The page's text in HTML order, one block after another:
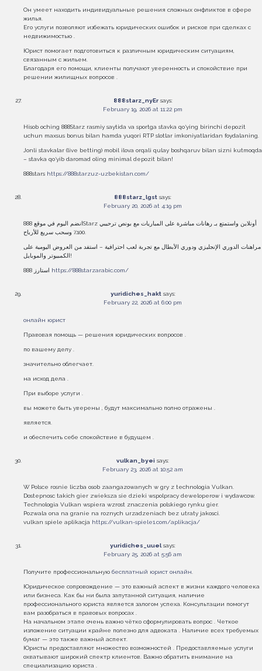
Он умеет находить индивидуальные решения сложных онфликтов в сфере
жилья.
Его услуги позволяют избежать юридических ошибок и рисков при сделках с
недвижимостью .
Юрист помогает подготовиться к различным юридическим ситуациям,
связанным с жильем.
Благодаря его помощи, клиенты получают уверенность и спокойствие при
решении жилищных вопросов .
888starz_nyEr says:
February 19, 2026 at 11:22 pm
Hisob oching 888Starz rasmiy saytida va sportga stavka qo‘ying birinchi depozit
uchun maxsus bonus bilan hamda yuqori RTP slotlar imkoniyatlaridan foydalaning.
Jonli stavkalar (live betting) mobil ilova orqali qulay boshqaruv bilan sizni kutmoqda
– stavka qo‘yib daromad oling minimal depozit bilan!
888stars https://888starzuz-uzbekistan.com/
888starz_lgst says:
February 20, 2026 at 4:19 pm
انضم اليوم في موقع 888Starz أونلاين واستمتع بـ رهانات مباشرة على المباريات مع بونص ترحيبي
100٪ وسحب سريع للأرباح.
مراهنات الدوري الإنجليزي ودوري الأبطال مع تجربة لعب احترافية – استفد من العروض اليومية على
الكمبيوتر والموبايل!
https://888starzarabic.com/
yuridiches_hakt says:
February 22, 2026 at 6:00 pm
онлайн юрист
Правовая помощь — решения юридических вопросов .
по вашему делу .
значительно облегчает.
на исход дела .
При выборе услуги .
вы можете быть уверены , будут максимально полно отражены .
является.
и обеспечить себе спокойствие в будущем .
vulkan_byei says:
February 23, 2026 at 10:52 am
W Polsce rosnie liczba osob zaangazowanych w gry z technologia Vulkan.
Dostepnosc takich gier zwieksza sie dzieki wspolpracy deweloperow i wydawcow.
Technologia Vulkan wspiera wzrost znaczenia polskiego rynku gier.
Pozwala ona na granie na roznych urzadzeniach bez utraty jakosci.
vulkan spiele aplikacja https://vulkan-spiele1.com/aplikacja/
yuridiches_uuel says:
February 25, 2026 at 5:56 am
Получите профессиональную бесплатный юрист онлайн.
Юридическое сопровождение — это важный аспект в жизни каждого человека
или бизнеса. Как бы ни была запутанной ситуация, наличие
профессионального юриста является залогом успеха. Консультации помогут
вам разобраться в правовых вопросах .
На начальном этапе очень важно чётко сформулировать вопрос . Четкое
изложение ситуации крайне полезно для адвоката . Наличие всех требуемых
бумаг — это также важный аспект.
Юристы предоставляют множество возможностей . Предоставляемые услуги
охватывают широкий спектр клиентов. Важно обратить внимание на
специализацию юриста .